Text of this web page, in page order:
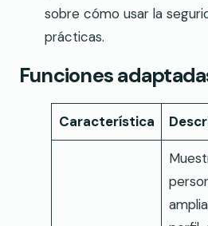
sobre cómo usar la
prácticas.
Funciones
Característica